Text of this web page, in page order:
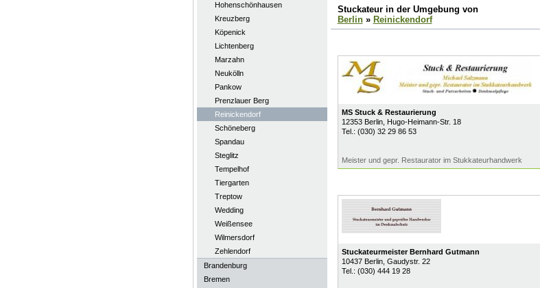
Hohenschönhausen
Kreuzberg
Köpenick
Lichtenberg
Marzahn
Neukölln
Pankow
Prenzlauer Berg
Reinickendorf
Schöneberg
Spandau
Steglitz
Tempelhof
Tiergarten
Treptow
Wedding
Weißensee
Wilmersdorf
Zehlendorf
Brandenburg
Bremen
Stuckateur in der Umgebung von
Berlin» Reinickendorf
MS Stuck & Restaurierung
12353 Berlin, Hugo-Heimann-Str. 18
Tel.: (030) 32 29 86 53
Meister und gepr. Restaurator im Stukkateurhandwerk
Stuckateurmeister Bernhard Gutmann
10437 Berlin, Gaudystr. 22
Tel.: (030) 444 19 28